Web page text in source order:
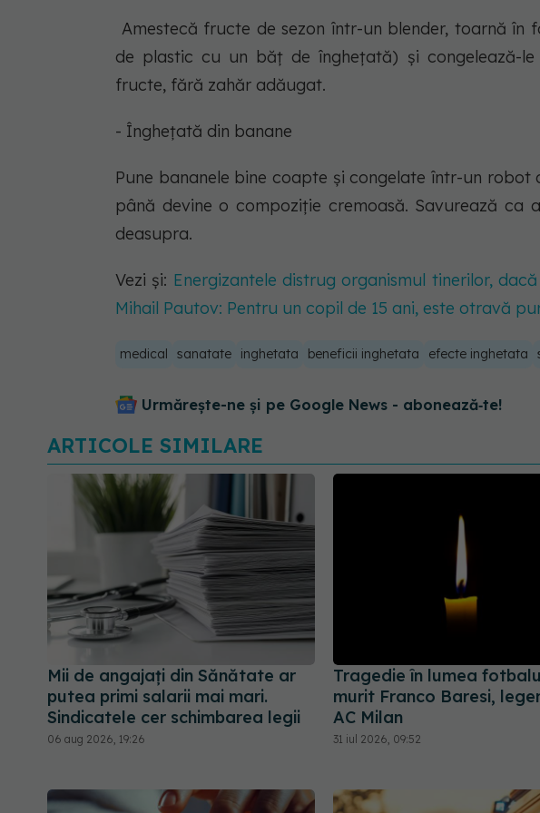
Amestecă fructe de sezon într-un blender, toarnă în
de plastic cu un băț de înghețată) și congelează-
fructe, fără zahăr adăugat.
- Înghețată din banane
Pune bananele bine coapte și congelate într-un
până devine o compoziție cremoasă. Savurează ca
deasupra.
Vezi și: Energizantele distrug organismul tinerilor,
Mihail Pautov: Pentru un copil de 15 ani, este otravă
medical sanatate inghetata beneficii inghetata efecte inghetata
Urmărește-ne și pe Google News - abonează‑te!
ARTICOLE SIMILARE
Mii de angajați din Sănătate ar
putea primi salarii mai mari.
Sindicatele cer schimbarea legii
06 aug 2026, 19:26
Tragedie în lumea
murit Franco Baresi,
AC Milan
31 iul 2026, 09:52